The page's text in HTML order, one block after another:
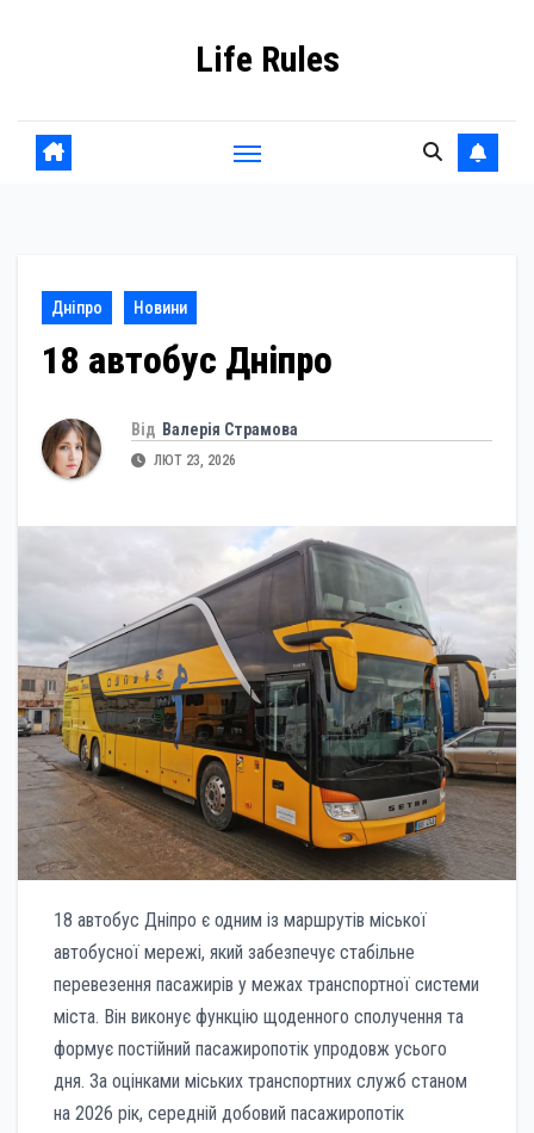
Life Rules
Дніпро Новини
18 автобус Дніпро
Від Валерія Страмова
ЛЮТ 23, 2026
18 автобус Дніпро є одним із маршрутів міської
автобусної мережі, який забезпечує стабільне
перевезення пасажирів у межах транспортної системи
міста. Він виконує функцію щоденного сполучення та
формує постійний пасажиропотік упродовж усього
дня. За оцінками міських транспортних служб станом
на 2026 рік, середній добовий пасажиропотік